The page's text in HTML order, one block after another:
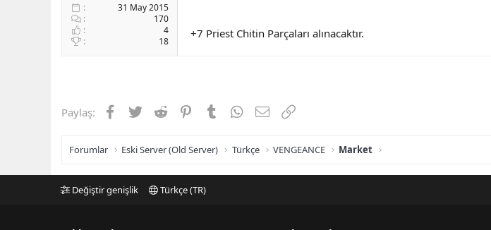
n
31 May 2015
170
4
18
+7 Priest Chitin Parçaları alınacaktır.
Paylaş: Facebook
TwitterReddit PinterestTumblrWhatsApp
E-postaLink
Forumlar Eski Server (Old Server) Türkçe VENGEANCE Market
Değiştir genişlik Türkçe (TR)